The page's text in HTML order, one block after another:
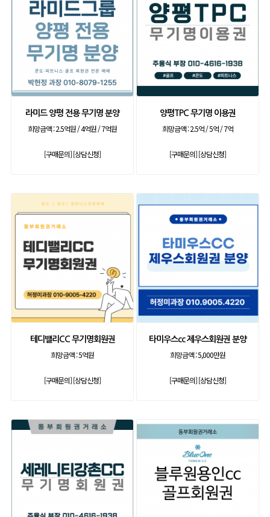
라미드 양평 전용 무기명 분양
희망금액 :2.5억원 / 4억원 / 7억원
[구매문의][상담신청]
양평TPC 무기명 이용권
희망금액 :2.5억 / 5억 / 7억
[구매문의][상담신청]
테디밸리CC 무기명회원권
희망금액 :5억원
[구매문의][상담신청]
타미우스cc 제우스회원권 분양
희망금액 :5,000만원
[구매문의][상담신청]